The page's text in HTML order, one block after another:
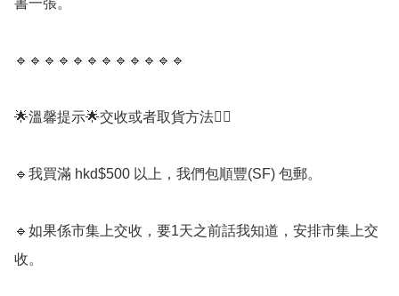
書一張。
🔹️🔹️🔹️🔹️🔹️🔹️🔹️🔹️🔹️🔹️🔹️🔹️
🌟溫馨提示🌟交收或者取貨方法💁‍♂️
🔹️我買滿 hkd$500 以上，我們包順豐(SF) 包郵。
🔹️如果係市集上交收，要1天之前話我知道，安排市集上交
收。